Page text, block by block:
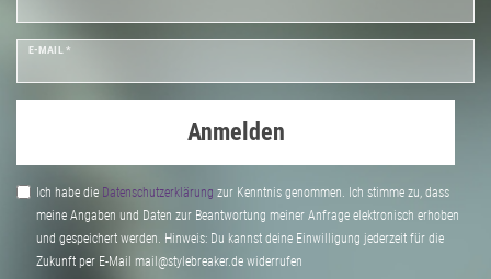
E-MAIL *
Anmelden
Ich habe die Daten­schutz­erklärung zur Kenntnis genommen. Ich stimme zu, dass
meine Angaben und Daten zur Beantwortung meiner Anfrage elektronisch erhoben
und gespeichert werden. Hinweis: Du kannst deine Einwilligung jederzeit für die
Zukunft per E-Mail mail@stylebreaker.de widerrufen